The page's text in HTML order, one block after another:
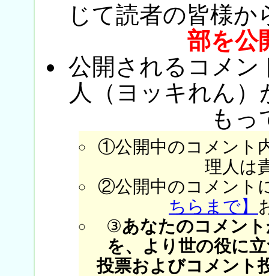
じて読者の皆様か
部を公
公開されるコメン
人（ヨッキれん
もっ
①公開中のコメント
理人は
②公開中のコメント
ちらまで】
③あなたのコメン
を、より世の役に
投票およびコメント